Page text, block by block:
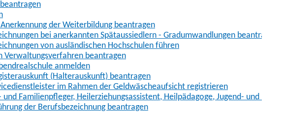
der Weiterbildung beantragen
bei anerkannten Spätaussiedlern - Gradumwandlungen beantragen
von ausländischen Hochschulen führen
Verwaltungsverfahren beantragen
anmelden
(Halterauskunft) beantragen
im Rahmen der Geldwäscheaufsicht registrieren
Familienpfleger, Heilerziehungsassistent, Heilpädagoge, Jugend- und
der Berufsbezeichnung beantragen